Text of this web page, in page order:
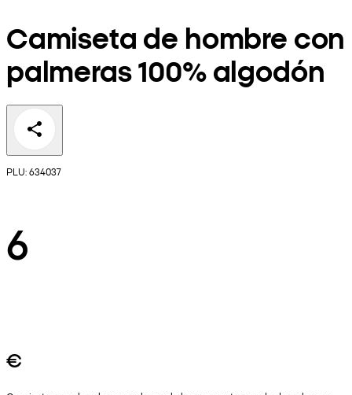
Camiseta de hombre con
palmeras 100% algodón
PLU: 634037
6
€